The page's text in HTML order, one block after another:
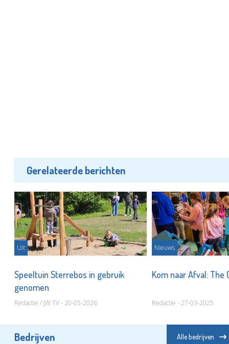
Gerelateerde berichten
Uit
Speeltuin Sterrebos in gebruik
genomen
Redactie / JW TV - 20-05-2026
Nieuws
Kom naar Afval:
Redactie - 27-03-2025
Bedrijven Alle bedrijven